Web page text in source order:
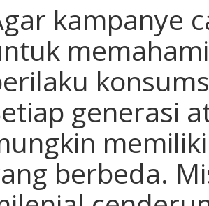
kampanye
generasi
berbeda.